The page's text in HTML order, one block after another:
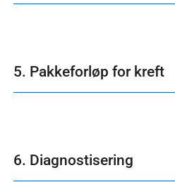
5. Pakkeforløp for kreft
6. Diagnostisering